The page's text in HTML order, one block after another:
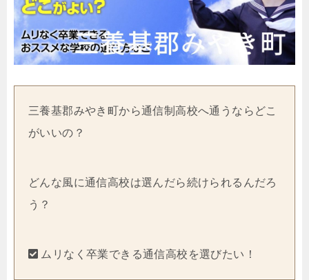
三養基郡みやき町から通信制高校へ通うならどこ
がいいの？
どんな風に通信高校は選んだら続けられるんだろ
う？
ムリなく卒業できる通信高校を選びたい！